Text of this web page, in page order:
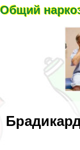
Общий